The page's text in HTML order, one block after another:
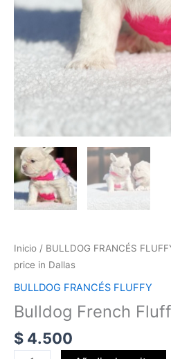
Inicio / BULLDOG FRANCÉS
price in Dallas
BULLDOG FRANCÉS FLUFFY
Bulldog French
$ 4.500